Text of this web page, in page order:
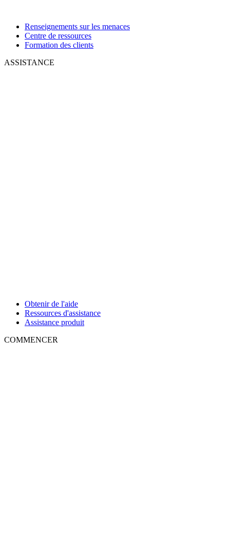
Renseignements sur les menaces
Centre de ressources
Formation des clients
ASSISTANCE
Obtenir de l'aide
Ressources d'assistance
Assistance produit
COMMENCER